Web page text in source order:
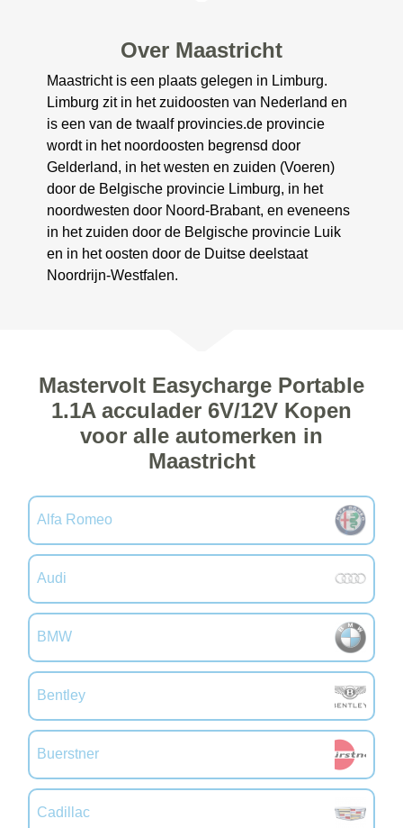
Over Maastricht
Maastricht is een plaats gelegen in Limburg.
Limburg zit in het zuidoosten van Nederland en
is een van de twaalf provincies.de provincie
wordt in het noordoosten begrensd door
Gelderland, in het westen en zuiden (Voeren)
door de Belgische provincie Limburg, in het
noordwesten door Noord-Brabant, en eveneens
in het zuiden door de Belgische provincie Luik
en in het oosten door de Duitse deelstaat
Noordrijn-Westfalen.
Mastervolt Easycharge Portable
1.1A acculader 6V/12V Kopen
voor alle automerken in
Maastricht
Alfa Romeo
Audi
BMW
Bentley
Buerstner
Cadillac